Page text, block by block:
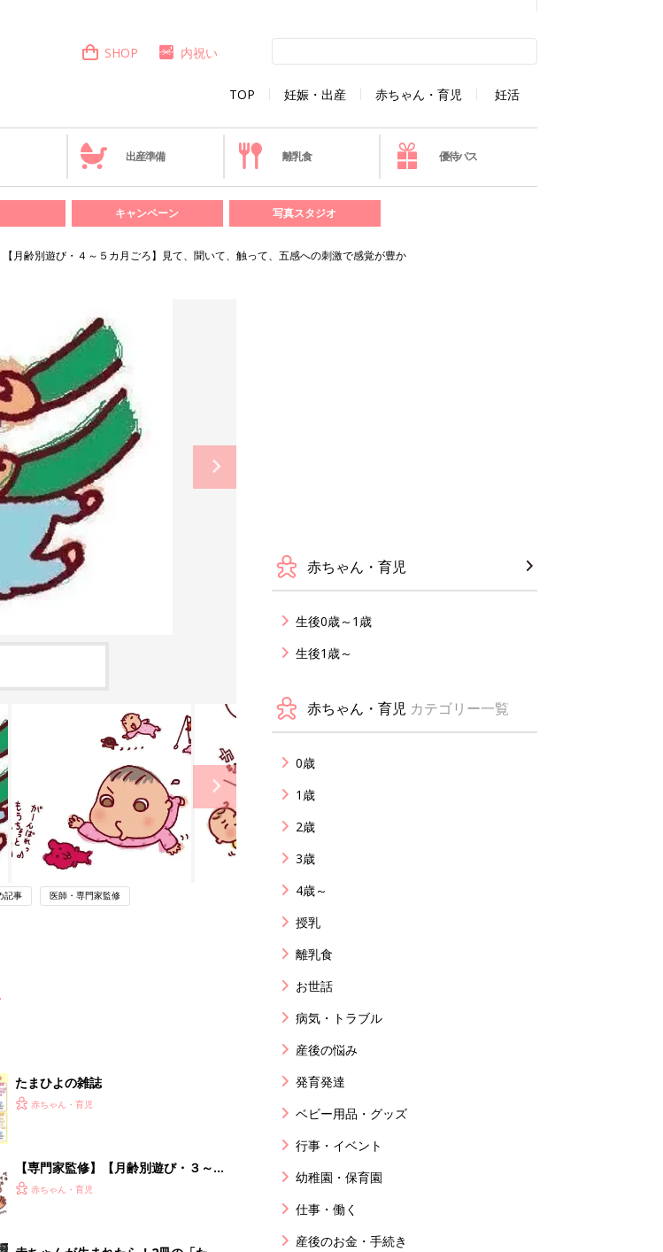
TOP 妊娠・出産 赤ちゃん・育児 妊活
SHOP 内祝い
出産準備 離乳食 優待パス
キャンペーン 写真スタジオ
【月齢別遊び・４～５カ月ごろ】見て、聞いて、触って、五感への刺激で感覚が豊か
記事 医師・専門家監修
たまひよの雑誌
赤ちゃん・育児
【専門家監修】【月齢別遊び・３～４
カ月ごろ】 体全体でやさしく動いた
赤ちゃん・育児
赤ちゃん・育児
生後0歳～1歳
生後1歳～
赤ちゃん・育児 カテゴリー一覧
0歳
1歳
2歳
3歳
4歳～
授乳
離乳食
お世話
病気・トラブル
産後の悩み
発育発達
ベビー用品・グッズ
行事・イベント
幼稚園・保育園
仕事・働く
産後のお金・手続き